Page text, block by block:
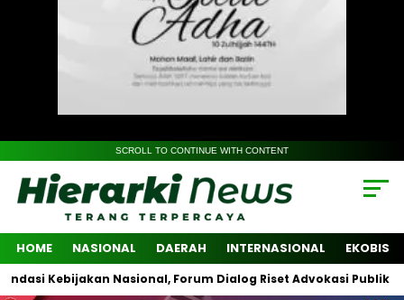
SCROLL TO CONTINUE WITH CONTENT
HOME NASIONAL DAERAH INTERNASIONAL EKOBIS
Kebijakan Nasional, Forum Dialog Riset Advokasi Publik